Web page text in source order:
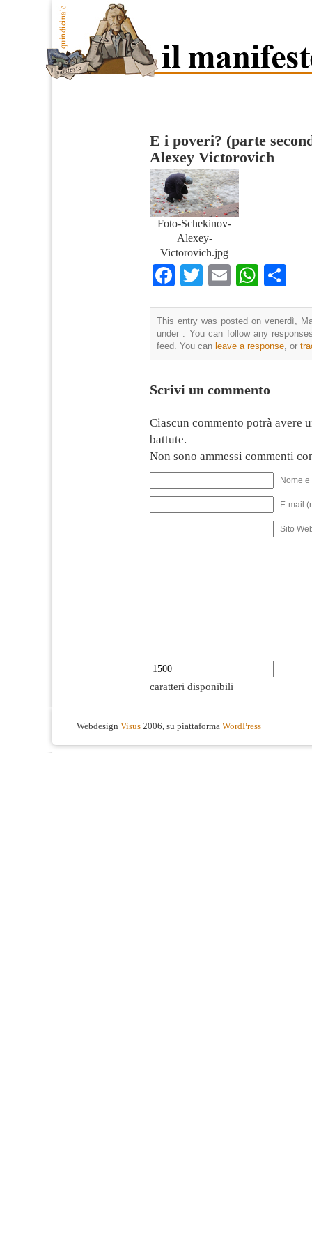
E i poveri? (parte
Alexey Victorovich
Foto-Schekinov-
Alexey-
Victorovich.jpg
Facebook
TwitterEmail
This entry was posted on venerdì,
under . You can follow any
feed. You can leave a response, or
Scrivi un commento
Ciascun commento potrà avere
battute.
Non sono ammessi commenti
Nome
E-mail
Sito
caratteri disponibili
Webdesign Visus 2006, su piattaforma WordPress